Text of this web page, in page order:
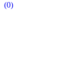
(0)